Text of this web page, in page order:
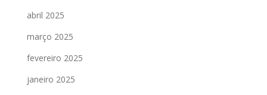
abril 2025
março 2025
fevereiro 2025
janeiro 2025